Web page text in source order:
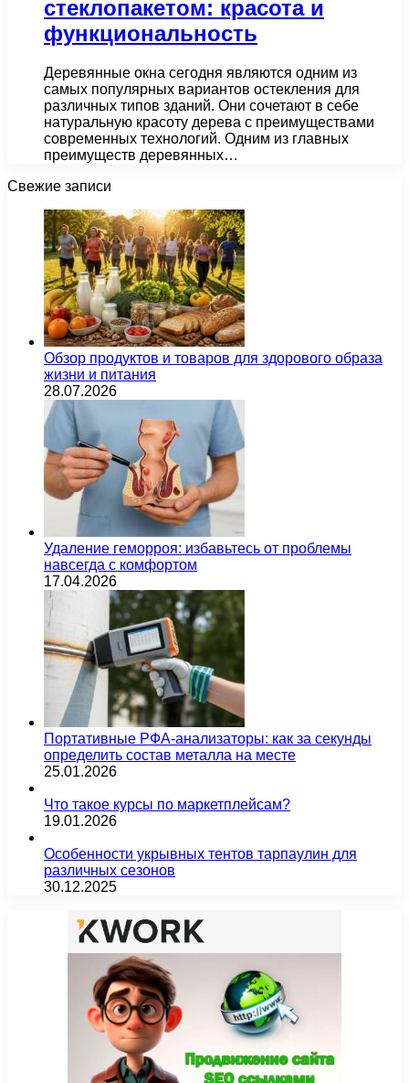
стеклопакетом: красота и
функциональность
Деревянные окна сегодня являются одним из
самых популярных вариантов остекления для
различных типов зданий. Они сочетают в себе
натуральную красоту дерева с преимуществами
современных технологий. Одним из главных
преимуществ деревянных…
Свежие записи
Обзор продуктов и товаров для здорового образа
жизни и питания
28.07.2026
Удаление геморроя: избавьтесь от проблемы
навсегда с комфортом
17.04.2026
Портативные РФА-анализаторы: как за секунды
определить состав металла на месте
25.01.2026
Что такое курсы по маркетплейсам?
19.01.2026
Особенности укрывных тентов тарпаулин для
различных сезонов
30.12.2025